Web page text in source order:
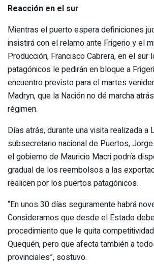
Reacción en el sur
Mientras el puerto espera definiciones
insistirá con el relamo ante Frigerio y el
Producción, Francisco Cabrera, en el
patagónicos le pedirán en bloque a
encuentro previsto para el martes
Madryn, que la Nación no dé marcha
régimen.
Días atrás, durante una visita realizada a
subsecretario nacional de Puertos,
el gobierno de Mauricio Macri podría
gradual de los reembolsos a las
realicen por los puertos patagónicos.
“En unos 30 días seguramente habrá
Consideramos que desde el Estado
procedimiento que le quita
Quequén, pero que afecta también a
provinciales”, sostuvo.